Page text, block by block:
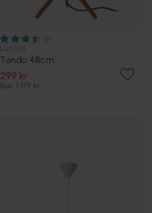
Tondo 48cm
299 kr
Rek. 1 179 kr